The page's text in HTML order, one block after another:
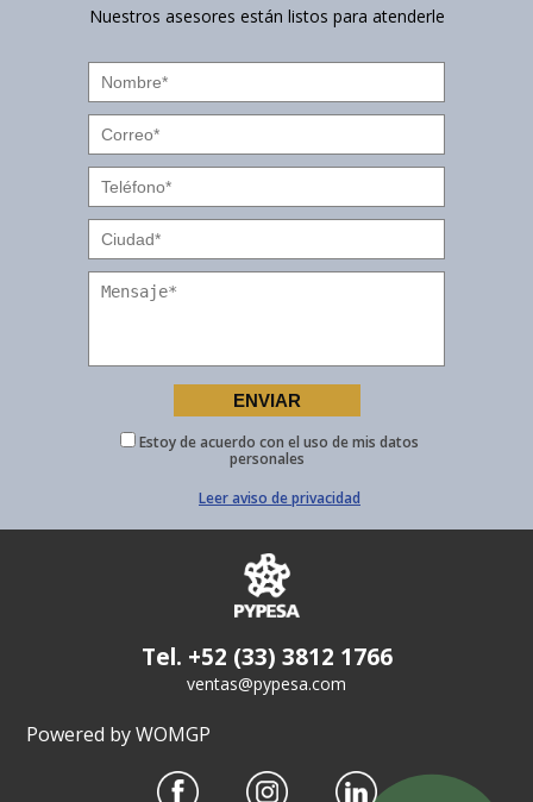
Nuestros asesores están listos para atenderle
Estoy de acuerdo con el uso de mis datos
personales
Leer aviso de privacidad
Tel. +52 (33) 3812 1766
ventas@pypesa.com
Powered by WOMGP